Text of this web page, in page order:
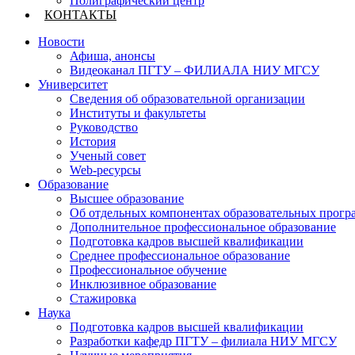
КОНТАКТЫ
Новости
Афиша, анонсы
Видеоканал ПГТУ – ФИЛИАЛА НИУ МГСУ
Университет
Сведения об образовательной организации
Институты и факультеты
Руководство
История
Ученый совет
Web-ресурсы
Образование
Высшее образование
Об отдельных компонентах образовательных
Дополнительное профессиональное образование
Подготовка кадров высшей квалификации
Среднее профессиональное образование
Профессиональное обучение
Инклюзивное образование
Стажировка
Наука
Подготовка кадров высшей квалификации
Разработки кафедр ПГТУ – филиала НИУ МГСУ